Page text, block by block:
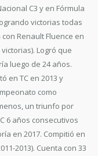
C3 y en Fórmula
victorias todas
Renault Fluence en
Logró que
luego de 24 años.
en TC en 2013 y
como
un triunfo por
6 años consecutivos
en 2017. Compitió en
2013). Cuenta con 33